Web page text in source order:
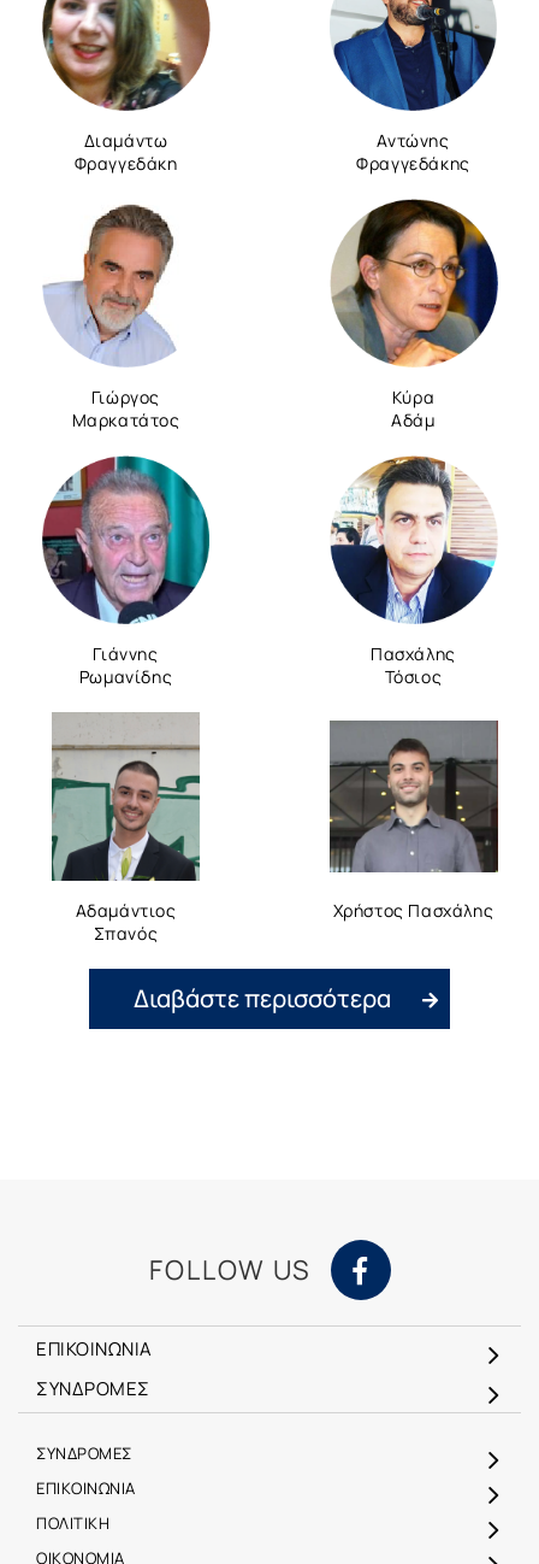
Διαμάντω
Φραγγεδάκη
Αντώνης
Φραγγεδάκης
Γιώργος
Μαρκατάτος
Κύρα
Αδάμ
Γιάννης
Ρωμανίδης
Πασχάλης
Τόσιος
Αδαμάντιος
Σπανός
Χρήστος Πασχάλης
Διαβάστε περισσότερα
FOLLOW US
ΕΠΙΚΟΙΝΩΝΙΑ
ΣΥΝΔΡΟΜΕΣ
ΣΥΝΔΡΟΜΕΣ
ΕΠΙΚΟΙΝΩΝΙΑ
ΠΟΛΙΤΙΚΗ
ΟΙΚΟΝΟΜΙΑ